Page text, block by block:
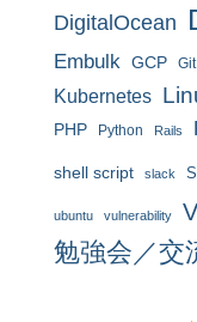
DigitalOcean
Embulk GCP Git
Kubernetes
PHP Python Rails
shell script slack
ubuntu vulnerability
勉強会／交